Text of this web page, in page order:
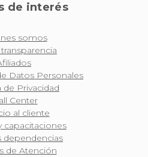
de interés
somos
Datos Personales
de Privacidad
Center
al cliente
capacitaciones
dependencias
de Atención